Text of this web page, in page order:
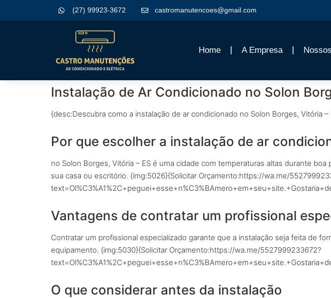
(27) 99923-3672 castromanutencoes@gmail.com
Home A Empresa
Instalação de Ar Condicionado no Solon
{desc:Descubra como a instalação de ar condicionado no Solon Borges, Vitória
Por que escolher a instalação de ar
no Solon Borges, Vitória – ES é uma cidade com temperaturas altas durante
sua casa ou escritório. {img:5026}{Solicitar Orçamento:https://wa.me/
Vantagens de contratar um profissional
Contratar um profissional especializado garante que a instalação seja feita de
equipamento. {img:5030}{Solicitar Orçamento:https://wa.me/5527999233672?
O que considerar antes da instalação